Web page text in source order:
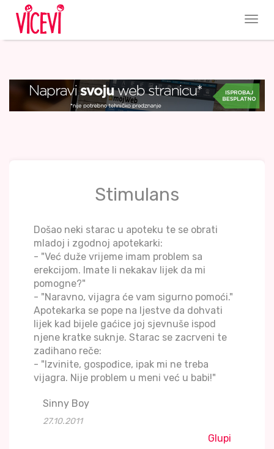
Stimulans
Došao neki starac u apoteku te se obrati
mladoj i zgodnoj apotekarki:
- "Već duže vrijeme imam problem sa
erekcijom. Imate li nekakav lijek da mi
pomogne?"
- "Naravno, vijagra će vam sigurno pomoći."
Apotekarka se pope na ljestve da dohvati
lijek kad bijele gaćice joj sjevnuše ispod
njene kratke suknje. Starac se zacrveni te
zadihano reče:
- "Izvinite, gospođice, ipak mi ne treba
vijagra. Nije problem u meni već u babi!"
Sinny Boy
27.10.2011
Glupi